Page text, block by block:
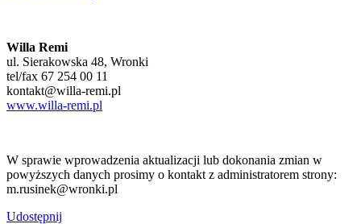
Willa Remi
ul. Sierakowska 48, Wronki
tel/fax 67 254 00 11
kontakt@willa-remi.pl
www.willa-remi.pl
W sprawie wprowadzenia aktualizacji lub dokonania zmian w
powyższych danych prosimy o kontakt z administratorem strony:
m.rusinek@wronki.pl
Udostępnij